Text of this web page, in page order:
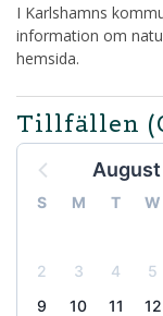
I Karlshamns
information om
hemsida.
Tillfällen
S M T W
2
3 4 5
9
10 11 12